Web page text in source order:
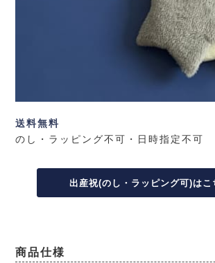
送料無料
のし・ラッピング不可・日時指定不可
出産祝(のし・ラッピング可)はこ
商品仕様